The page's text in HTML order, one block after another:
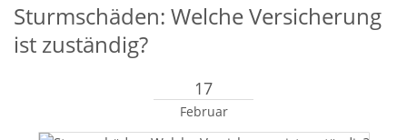
Sturmschäden: Welche Versicherung
ist zuständig?
17
Februar